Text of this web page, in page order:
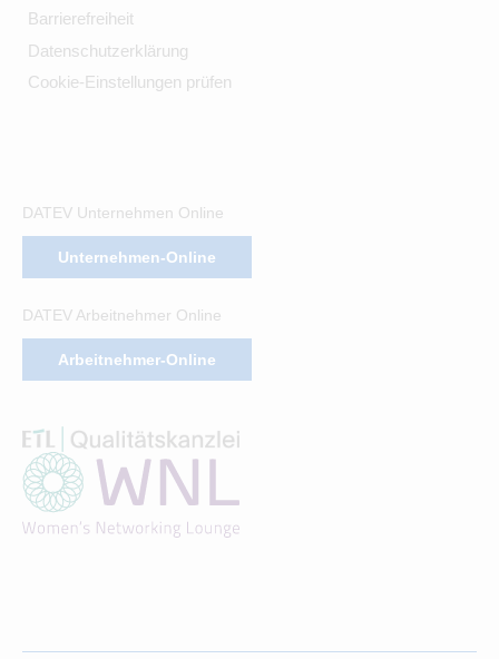
Barrierefreiheit
Datenschutzerklärung
Cookie-Einstellungen prüfen
DATEV Unternehmen Online
Unternehmen-Online
DATEV Arbeitnehmer Online
Arbeitnehmer-Online